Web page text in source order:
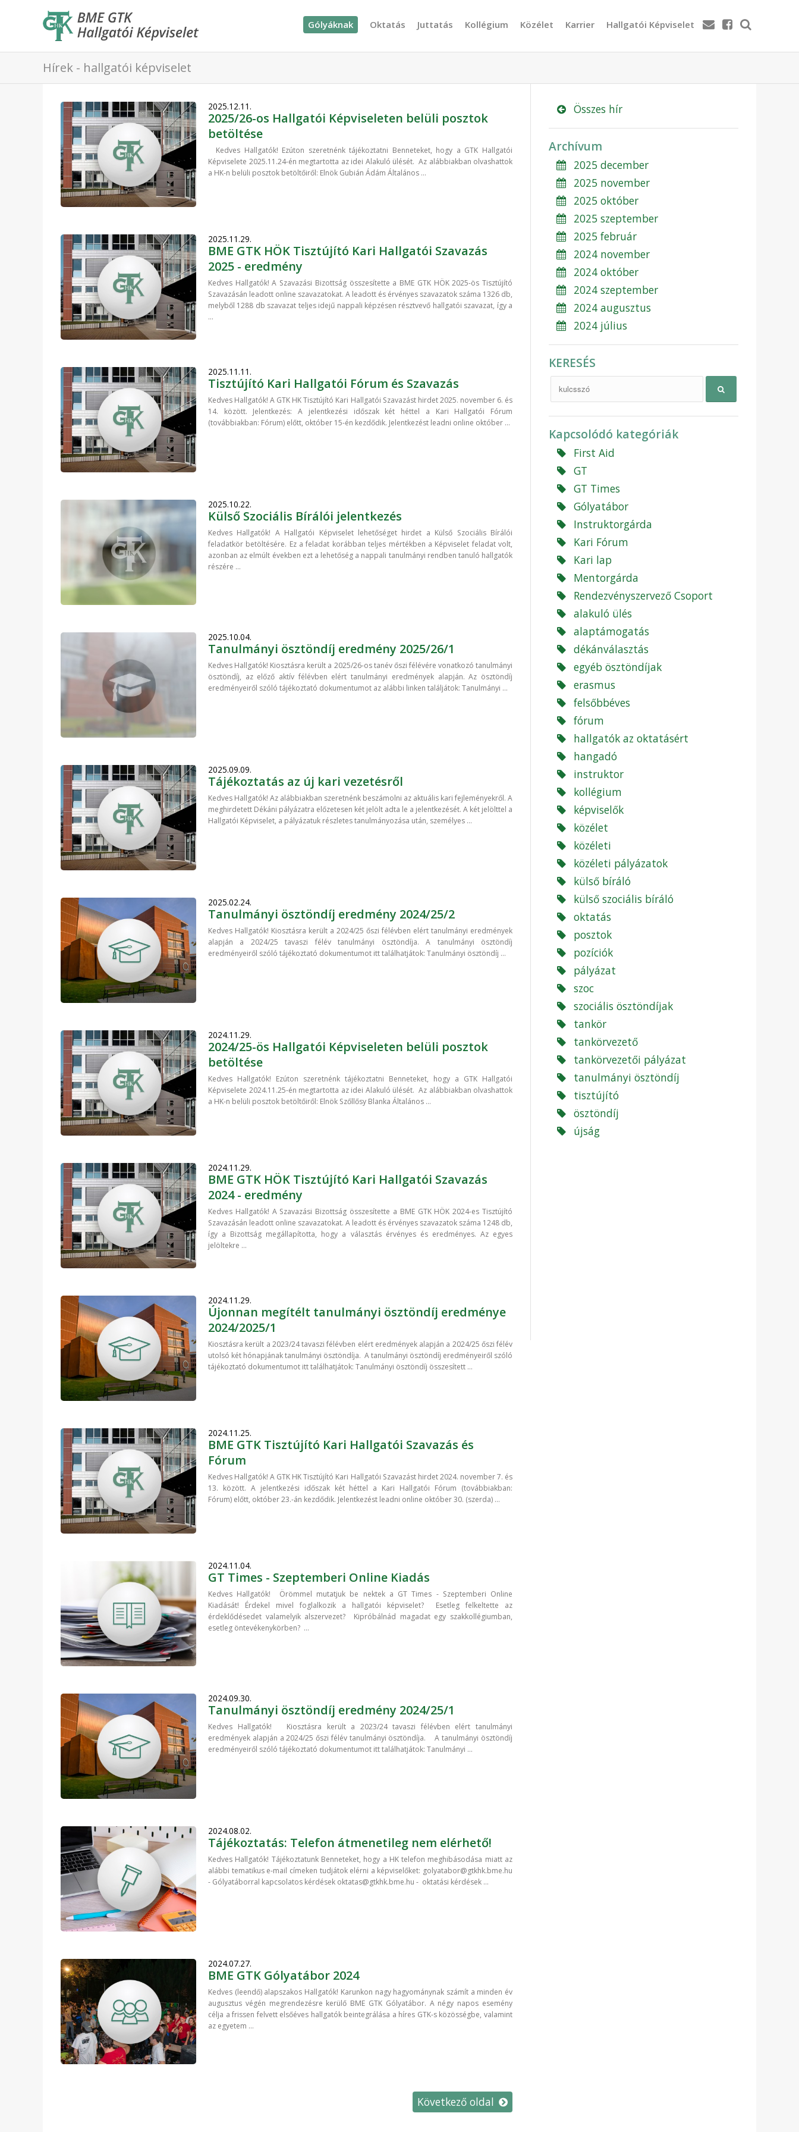
Gólyáknak Oktatás Juttatás Kollégium Közélet Karrier Hallgatói Képviselet
Hírek - hallgatói képviselet
2025.12.11.
2025/26-os Hallgatói Képviseleten belüli posztok
betöltése
Kedves Hallgatók! Ezúton szeretnénk tájékoztatni Benneteket, hogy a GTK Hallgatói
Képviselete 2025.11.24-én megtartotta az idei Alakuló ülését. Az alábbiakban olvashattok
a HK-n belüli posztok betöltőiről: Elnök Gubián Ádám Általános ...
2025.11.29.
BME GTK HÖK Tisztújító Kari Hallgatói Szavazás
2025 - eredmény
Kedves Hallgatók! A Szavazási Bizottság összesítette a BME GTK HÖK 2025-ös Tisztújító
Szavazásán leadott online szavazatokat. A leadott és érvényes szavazatok száma 1326 db,
melyből 1288 db szavazat teljes idejű nappali képzésen résztvevő hallgatói szavazat, így a
...
2025.11.11.
Tisztújító Kari Hallgatói Fórum és Szavazás
Kedves Hallgatók! A GTK HK Tisztújító Kari Hallgatói Szavazást hirdet 2025. november 6. és
14. között. Jelentkezés: A jelentkezési időszak két héttel a Kari Hallgatói Fórum
(továbbiakban: Fórum) előtt, október 15-én kezdődik. Jelentkezést leadni online október ...
2025.10.22.
Külső Szociális Bírálói jelentkezés
Kedves Hallgatók! A Hallgatói Képviselet lehetőséget hirdet a Külső Szociális Bírálói
feladatkör betöltésére. Ez a feladat korábban teljes mértékben a Képviselet feladat volt,
azonban az elmúlt években ezt a lehetőség a nappali tanulmányi rendben tanuló hallgatók
részére ...
2025.10.04.
Tanulmányi ösztöndíj eredmény 2025/26/1
Kedves Hallgatók! Kiosztásra került a 2025/26-os tanév őszi félévére vonatkozó tanulmányi
ösztöndíj, az előző aktív félévben elért tanulmányi eredmények alapján. Az ösztöndíj
eredményeiről szóló tájékoztató dokumentumot az alábbi linken találjátok: Tanulmányi ...
2025.09.09.
Tájékoztatás az új kari vezetésről
Kedves Hallgatók! Az alábbiakban szeretnénk beszámolni az aktuális kari fejleményekről. A
meghirdetett Dékáni pályázatra előzetesen két jelölt adta le a jelentkezését. A két jelölttel a
Hallgatói Képviselet, a pályázatuk részletes tanulmányozása után, személyes ...
2025.02.24.
Tanulmányi ösztöndíj eredmény 2024/25/2
Kedves Hallgatók! Kiosztásra került a 2024/25 őszi félévben elért tanulmányi eredmények
alapján a 2024/25 tavaszi félév tanulmányi ösztöndíja. A tanulmányi ösztöndíj
eredményeiről szóló tájékoztató dokumentumot itt találhatjátok: Tanulmányi ösztöndíj ...
2024.11.29.
2024/25-ös Hallgatói Képviseleten belüli posztok
betöltése
Kedves Hallgatók! Ezúton szeretnénk tájékoztatni Benneteket, hogy a GTK Hallgatói
Képviselete 2024.11.25-én megtartotta az idei Alakuló ülését. Az alábbiakban olvashattok
a HK-n belüli posztok betöltőiről: Elnök Szőllősy Blanka Általános ...
2024.11.29.
BME GTK HÖK Tisztújító Kari Hallgatói Szavazás
2024 - eredmény
Kedves Hallgatók! A Szavazási Bizottság összesítette a BME GTK HÖK 2024-es Tisztújító
Szavazásán leadott online szavazatokat. A leadott és érvényes szavazatok száma 1248 db,
így a Bizottság megállapította, hogy a választás érvényes és eredményes. Az egyes
jelöltekre ...
2024.11.29.
Újonnan megítélt tanulmányi ösztöndíj eredménye
2024/2025/1
Kiosztásra került a 2023/24 tavaszi félévben elért eredmények alapján a 2024/25 őszi félév
utolsó két hónapjának tanulmányi ösztöndíja. A tanulmányi ösztöndíj eredményeiről szóló
tájékoztató dokumentumot itt találhatjátok: Tanulmányi ösztöndíj összesített ...
2024.11.25.
BME GTK Tisztújító Kari Hallgatói Szavazás és
Fórum
Kedves Hallgatók! A GTK HK Tisztújító Kari Hallgatói Szavazást hirdet 2024. november 7. és
13. között. A jelentkezési időszak két héttel a Kari Hallgatói Fórum (továbbiakban:
Fórum) előtt, október 23.-án kezdődik. Jelentkezést leadni online október 30. (szerda) ...
2024.11.04.
GT Times - Szeptemberi Online Kiadás
Kedves Hallgatók! Örömmel mutatjuk be nektek a GT Times - Szeptemberi Online
Kiadását! Érdekel mivel foglalkozik a hallgatói képviselet? Esetleg felkeltette az
érdeklődésedet valamelyik alszervezet? Kipróbálnád magadat egy szakkollégiumban,
esetleg öntevékenykörben? ...
2024.09.30.
Tanulmányi ösztöndíj eredmény 2024/25/1
Kedves Hallgatók! Kiosztásra került a 2023/24 tavaszi félévben elért tanulmányi
eredmények alapján a 2024/25 őszi félév tanulmányi ösztöndíja. A tanulmányi ösztöndíj
eredményeiről szóló tájékoztató dokumentumot itt találhatjátok: Tanulmányi ...
2024.08.02.
Tájékoztatás: Telefon átmenetileg nem elérhető!
Kedves Hallgatók! Tájékoztatunk Benneteket, hogy a HK telefon meghibásodása miatt az
alábbi tematikus e-mail címeken tudjátok elérni a képviselőket: golyatabor@gtkhk.bme.hu
- Gólyatáborral kapcsolatos kérdések oktatas@gtkhk.bme.hu - oktatási kérdések ...
2024.07.27.
BME GTK Gólyatábor 2024
Kedves (leendő) alapszakos Hallgatók! Karunkon nagy hagyománynak számít a minden év
augusztus végén megrendezésre kerülő BME GTK Gólyatábor. A négy napos esemény
célja a frissen felvett elsőéves hallgatók beintegrálása a híres GTK-s közösségbe, valamint
az egyetem ...
Következő oldal
Összes hír
Archívum
2025 december
2025 november
2025 október
2025 szeptember
2025 február
2024 november
2024 október
2024 szeptember
2024 augusztus
2024 július
KERESÉS
Kapcsolódó kategóriák
First Aid
GT
GT Times
Gólyatábor
Instruktorgárda
Kari Fórum
Kari lap
Mentorgárda
Rendezvényszervező Csoport
alakuló ülés
alaptámogatás
dékánválasztás
egyéb ösztöndíjak
erasmus
felsőbbéves
fórum
hallgatók az oktatásért
hangadó
instruktor
kollégium
képviselők
közélet
közéleti
közéleti pályázatok
külső bíráló
külső szociális bíráló
oktatás
posztok
pozíciók
pályázat
szoc
szociális ösztöndíjak
tankör
tankörvezető
tankörvezetői pályázat
tanulmányi ösztöndíj
tisztújító
ösztöndíj
újság